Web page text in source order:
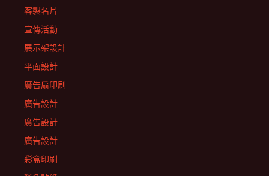
客製名片
宣傳活動
展示架設計
平面設計
廣告扇印刷
廣告設計
廣告設計
廣告設計
彩盒印刷